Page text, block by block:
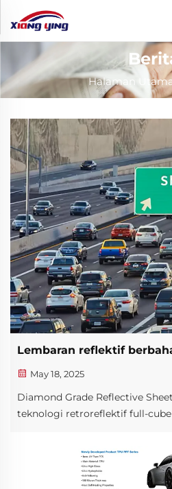
Halaman
Lembaran reflektif
May 18, 2025
Diamond Grade Reflective
teknologi retroreflektif full-
menguntungkan sekalipun,
rambu yang dapat diandalkan